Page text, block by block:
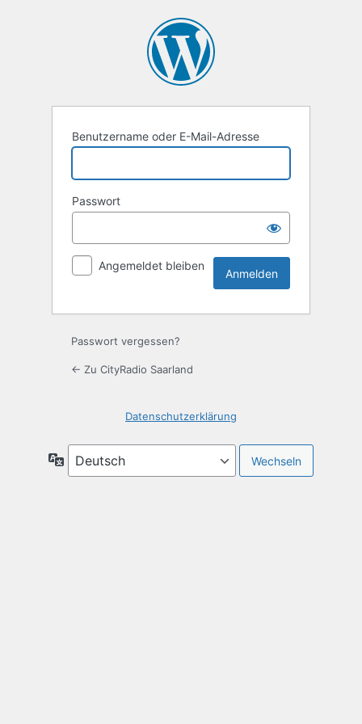
Benutzername oder E-Mail-Adresse
Passwort
Angemeldet bleiben
Passwort vergessen?
← Zu CityRadio Saarland
Datenschutzerklärung
Sprache